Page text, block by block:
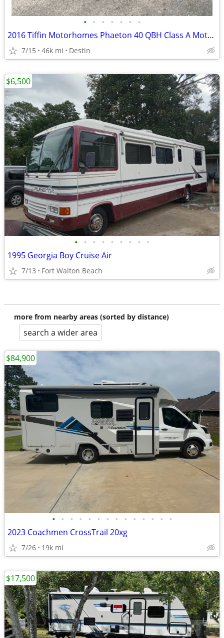
• • • • • • •
2016 Tiffin Motorhomes Phaeton 40 QBH Class A Motorhome
7/15 46k mi Destin
• • • • • • • • •
1995 Georgia Boy Cruise Air
7/13 Fort Walton Beach
$6,500
more from nearby areas (sorted by distance)
search a wider area
• • • • • • • • • • • • • •
2023 Coachmen CrossTrail 20xg
7/26 19k mi
$84,900
$17,500